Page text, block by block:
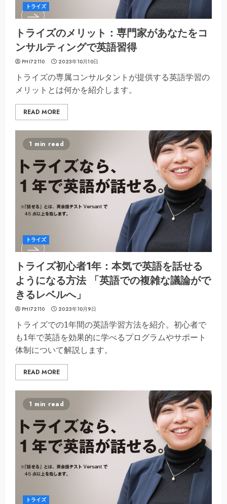
トライズ
トライズのメリット：専門家があなたをコ
ンサルティングで英語習得
PHI72110 2023年10月10日
トライズの専属コンサルタントが提供する英語学習の
メリットとは何かを紹介します。
READ MORE
1 min read
トライズ
トライズ初心者1年：本気で英語を話せる
ようになる方法 「英語での複雑な議論がで
きるレベルへ」
PHI72110 2023年10月9日
トライズでの1年間の英語学習方法を紹介。初心者で
も1年で英語を効果的に学べるプログラムやサポート
体制について解説します。
READ MORE
1 min read
トライズ